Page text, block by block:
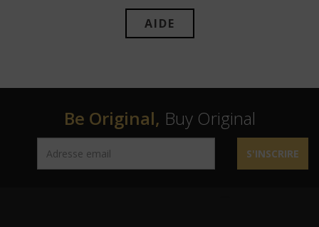
AIDE
Be Original, Buy Original
S'INSCRIRE